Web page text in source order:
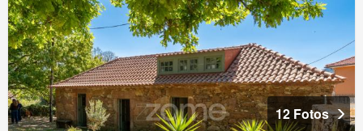
12 Fotos